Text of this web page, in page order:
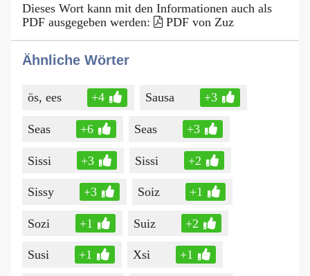
Dieses Wort kann mit den Informationen auch als
PDF ausgegeben werden:
PDF von Zuz
Ähnliche Wörter
ös, ees +4 Sausa +3
Seas +6 Seas +3
Sissi +3 Sissi +2
Sissy +3 Soiz +1
Sozi +1 Suiz +2
Susi +1 Xsi +1